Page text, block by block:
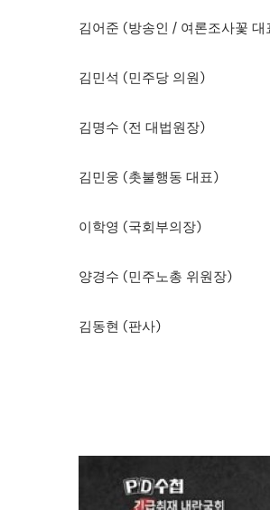
김어준 (방송인 / 여론조사꽃 대
김민석 (민주당 의원)
김명수 (전 대법원장)
김민웅 (촛불행동 대표)
이학영 (국회부의장)
양경수 (민주노총 위원장)
김동현 (판사)